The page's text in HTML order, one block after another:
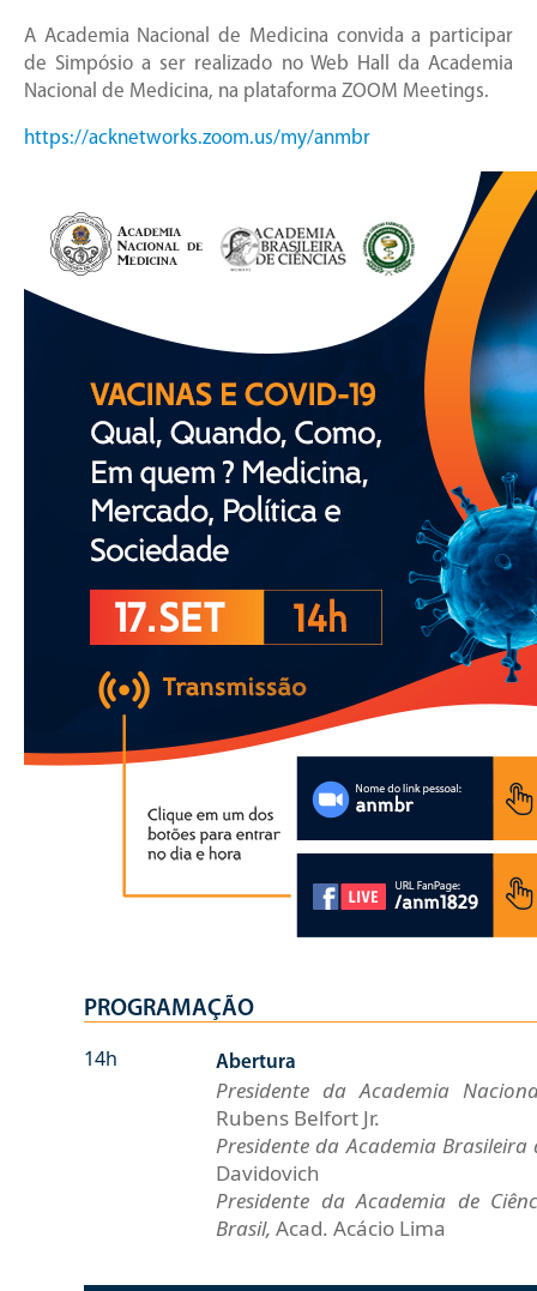
A Academia Nacional de Medicina convida a participar
de Simpósio a ser realizado no Web Hall da Academia
Nacional de Medicina, na plataforma ZOOM Meetings.
https://acknetworks.zoom.us/my/anmbr
PROGRAMAÇÃO
14h Abertura
Presidente da Academia
Rubens Belfort Jr.
Presidente da Academia Brasileira
Davidovich
Presidente da Academia de
Brasil, Acad. Acácio Lima